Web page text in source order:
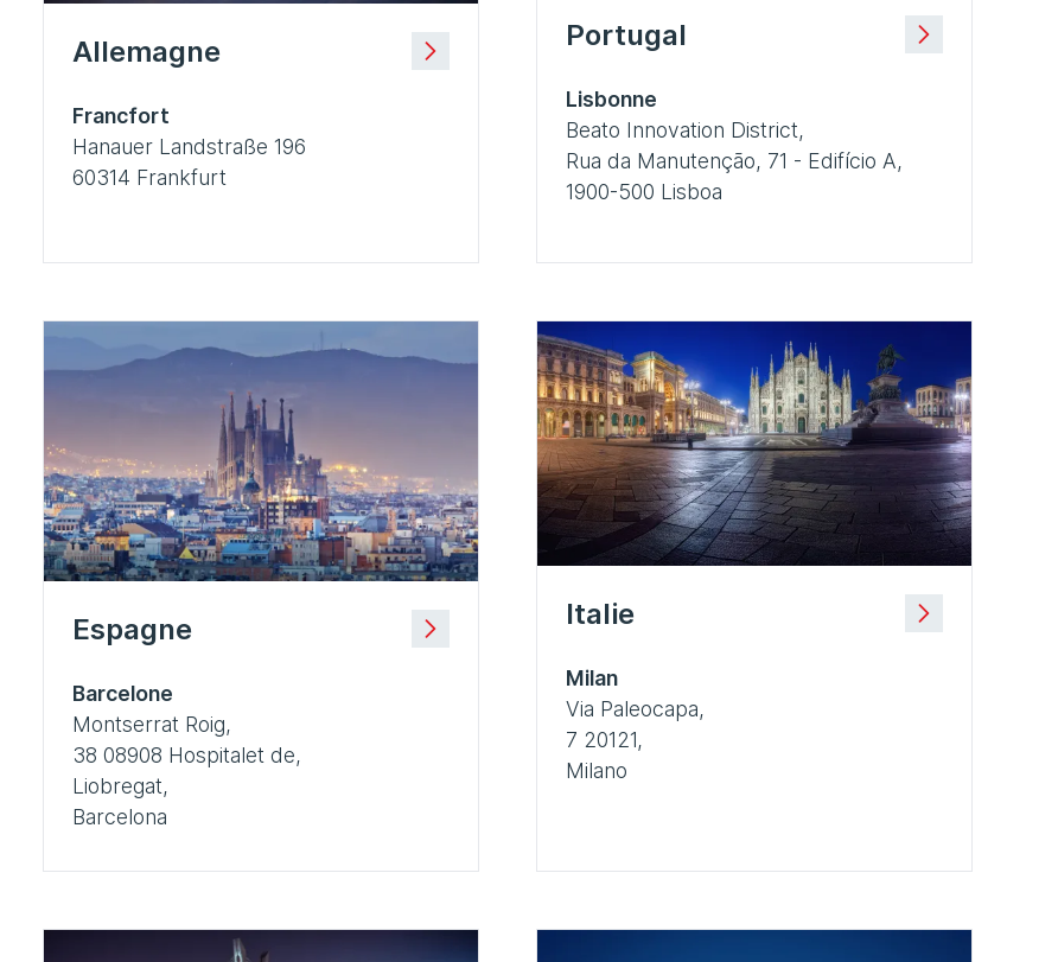
Allemagne
Francfort
Hanauer Landstraße 196
60314 Frankfurt
Portugal
Lisbonne
Beato Innovation District,
Rua da Manutenção, 71 - Edifício A,
1900-500 Lisboa
Espagne
Barcelone
Montserrat Roig,
38 08908 Hospitalet de,
Liobregat,
Barcelona
Italie
Milan
Via Paleocapa,
7 20121,
Milano